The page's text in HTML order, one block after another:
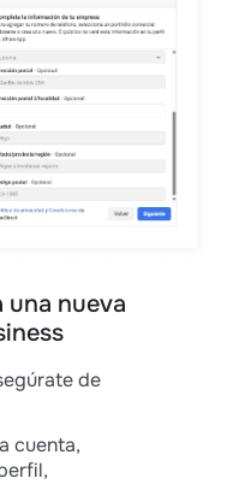
una nueva
de
cuenta,